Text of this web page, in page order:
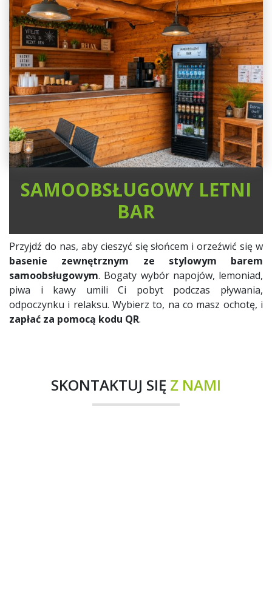
SAMOOBSŁUGOWY LETNI
BAR
Przyjdź do nas, aby cieszyć się słońcem i orzeźwić się w
basenie zewnętrznym ze stylowym barem
samoobsługowym. Bogaty wybór napojów, lemoniad,
piwa i kawy umili Ci pobyt podczas pływania,
odpoczynku i relaksu. Wybierz to, na co masz ochotę, i
zapłać za pomocą kodu QR.
SKONTAKTUJ SIĘ Z NAMI